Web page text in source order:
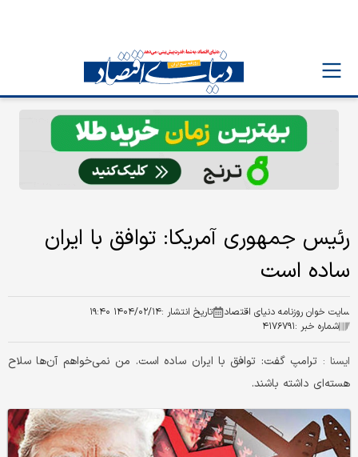
رئیس جمهوری آمریکا: توافق با ایران
ساده‌ است
سایت خوان روزنامه دنیای اقتصاد تاریخ انتشار :۱۴۰۴/۰۲/۱۴ ۱۹:۴۰
شماره خبر :۴۱۷۶۷۹۱
ایسنا : ترامپ گفت: توافق با ایران ساده‌ است. من نمی‌خواهم آن‌ها سلاح
هسته‌ای داشته باشند.